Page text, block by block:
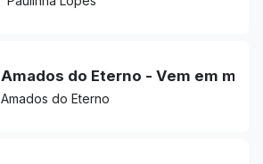
Amados do Eterno - Vem em mim
Amados do Eterno